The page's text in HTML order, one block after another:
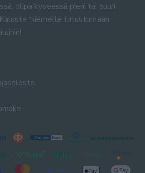
olipa kyseessä pieni tai suuri
Niemelle tutustumaan